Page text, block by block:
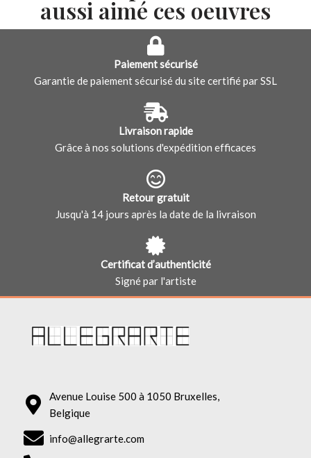
aussi aimé ces oeuvres
Paiement sécurisé
Garantie de paiement sécurisé du site certifié par SSL
Livraison rapide
Grâce à nos solutions d'expédition efficaces
Retour gratuit
Jusqu'à 14 jours après la date de la livraison
Certificat d’authenticité
Signé par l'artiste
Avenue Louise 500 à 1050 Bruxelles,
Belgique
info@allegrarte.com